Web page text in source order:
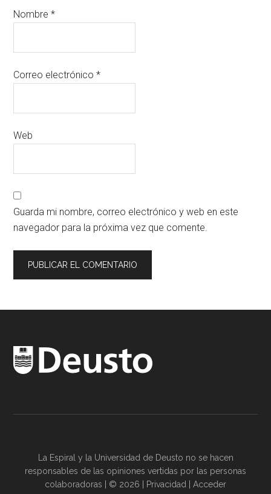
Nombre*
Correo electrónico*
Web
Guarda mi nombre, correo electrónico y web en este
navegador para la próxima vez que comente.
La Espiral y la Universidad de Deusto no se hacen
responsables de las opiniones vertidas por las personas
colaboradoras | © 2026 | Privacidad Acceder